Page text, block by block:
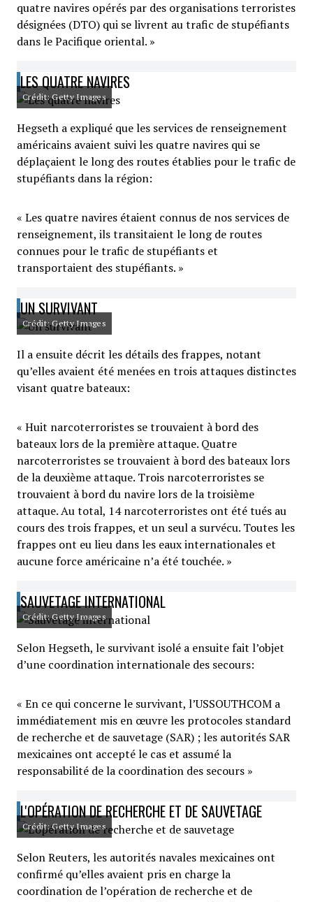
quatre navires opérés par des organisations terroristes
désignées (DTO) qui se livrent au trafic de stupéfiants
dans le Pacifique oriental. »
LES QUATRE NAVIRES
Crédit: Getty Images
Hegseth a expliqué que les services de renseignement
américains avaient suivi les quatre navires qui se
déplaçaient le long des routes établies pour le trafic de
stupéfiants dans la région:
« Les quatre navires étaient connus de nos services de
renseignement, ils transitaient le long de routes
connues pour le trafic de stupéfiants et
transportaient des stupéfiants. »
UN SURVIVANT
Crédit: Getty Images
Il a ensuite décrit les détails des frappes, notant
qu’elles avaient été menées en trois attaques distinctes
visant quatre bateaux:
« Huit narcoterroristes se trouvaient à bord des
bateaux lors de la première attaque. Quatre
narcoterroristes se trouvaient à bord des bateaux lors
de la deuxième attaque. Trois narcoterroristes se
trouvaient à bord du navire lors de la troisième
attaque. Au total, 14 narcoterroristes ont été tués au
cours des trois frappes, et un seul a survécu. Toutes les
frappes ont eu lieu dans les eaux internationales et
aucune force américaine n’a été touchée. »
SAUVETAGE INTERNATIONAL
Crédit: Getty Images
Selon Hegseth, le survivant isolé a ensuite fait l’objet
d’une coordination internationale des secours:
« En ce qui concerne le survivant, l’USSOUTHCOM a
immédiatement mis en œuvre les protocoles standard
de recherche et de sauvetage (SAR) ; les autorités SAR
mexicaines ont accepté le cas et assumé la
responsabilité de la coordination des secours »
L'OPÉRATION DE RECHERCHE ET DE SAUVETAGE
Crédit: Getty Images
Selon Reuters, les autorités navales mexicaines ont
confirmé qu’elles avaient pris en charge la
coordination de l’opération de recherche et de